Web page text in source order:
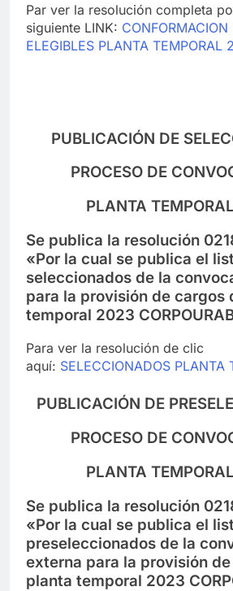
Par ver la resolución completa
siguiente LINK:
ELEGIBLES PLANTA TEMPORAL
PUBLICACIÓN DE
PROCESO DE
PLANTA
Se publica la resolución
«Por la cual se publica el
seleccionados de la
para la provisión de cargos
temporal 2023
Para ver la resolución de clic
aquí: SELECCIONADOS PLANTA
PUBLICACIÓN DE
PROCESO DE
PLANTA
Se publica la resolución
«Por la cual se publica el
preseleccionados de la
externa para la provisión
planta temporal 2023